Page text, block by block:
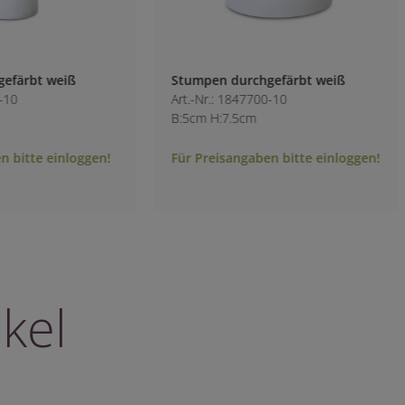
Stumpen durchgefärbt weiß
Für Preisangaben bitte einloggen!
Stumpen
Für